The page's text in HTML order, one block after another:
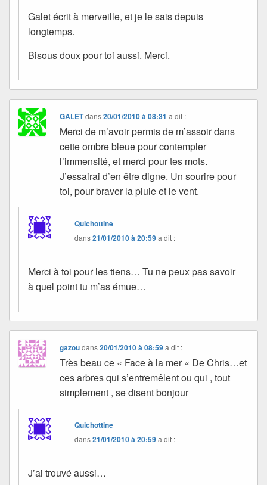
Galet écrit à merveille, et je le sais depuis
longtemps.
Bisous doux pour toi aussi. Merci.
GALETdans20/01/2010 à 08:31 a dit :
Merci de m’avoir permis de m’assoir dans
cette ombre bleue pour contempler
l’immensité, et merci pour tes mots.
J’essairai d’en être digne. Un sourire pour
toi, pour braver la pluie et le vent.
Quichottine
dans21/01/2010 à 20:59a dit :
Merci à toi pour les tiens… Tu ne peux pas savoir
à quel point tu m’as émue…
gazoudans20/01/2010 à 08:59 a dit :
Très beau ce « Face à la mer « De Chris…et
ces arbres qui s’entremêlent ou qui , tout
simplement , se disent bonjour
Quichottine
dans21/01/2010 à 20:59a dit :
J’ai trouvé aussi…